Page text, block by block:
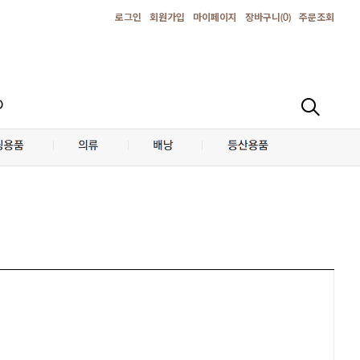
로그인 회원가입 마이페이지 장바구니(0) 주문조회